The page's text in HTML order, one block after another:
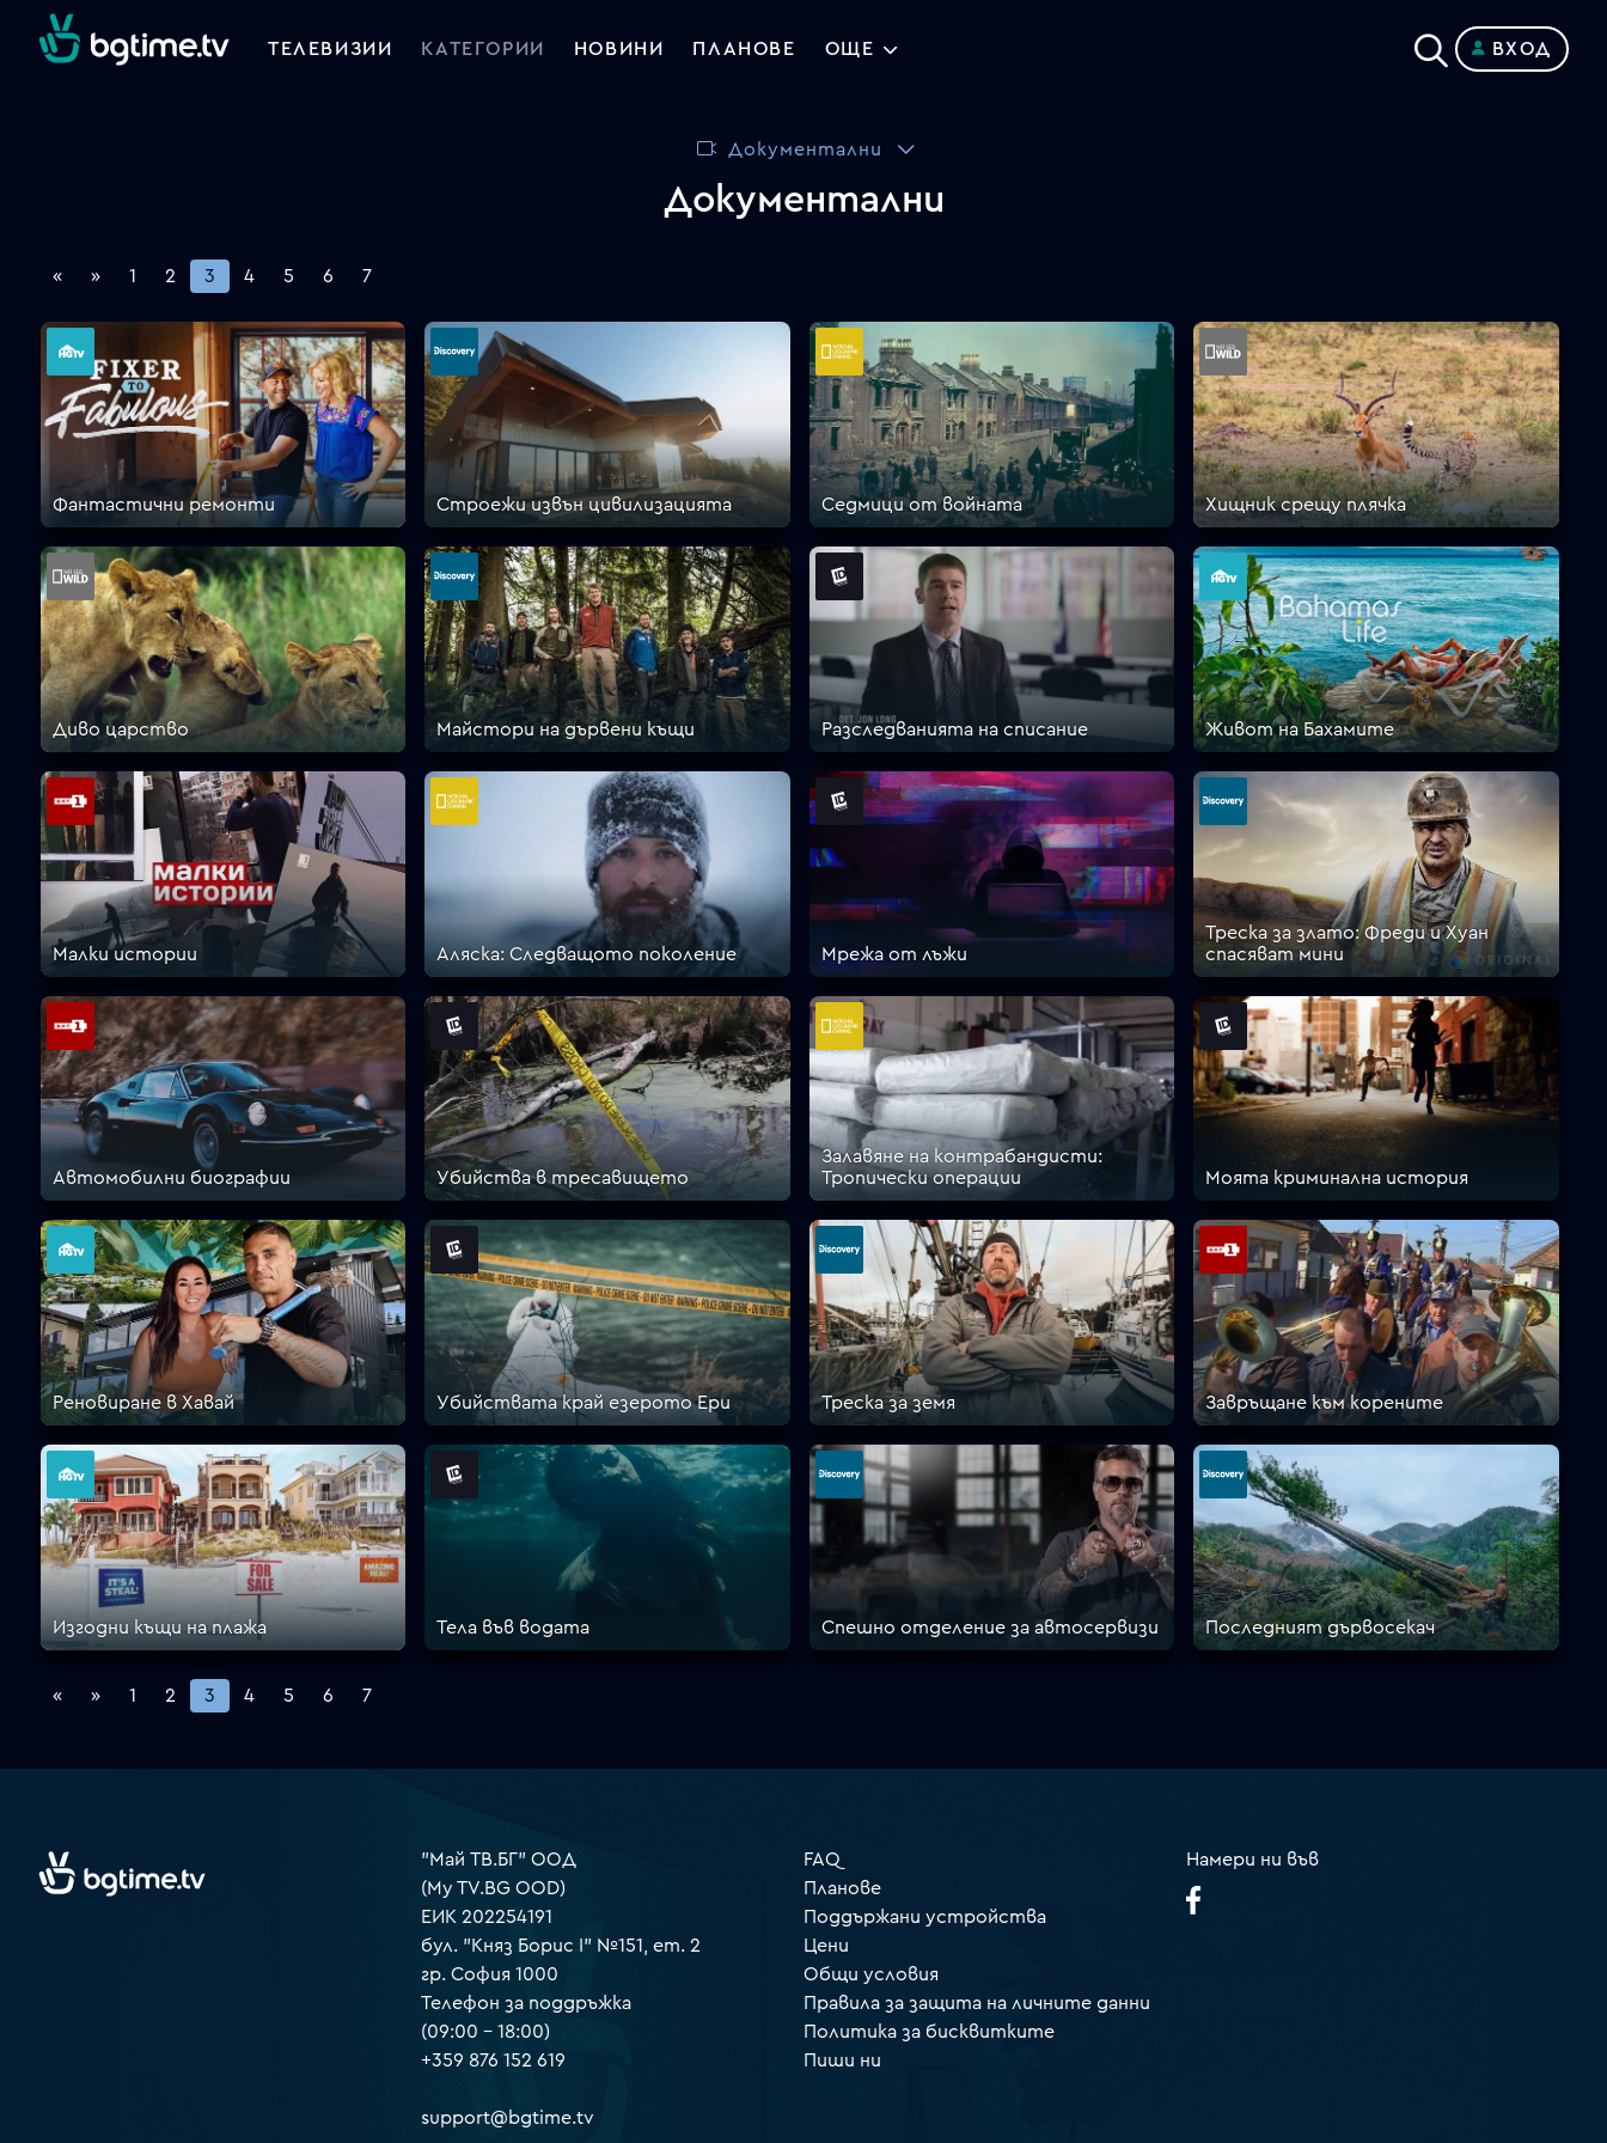
ТЕЛЕВИЗИИ КАТЕГОРИИ НОВИНИ ПЛАНОВЕ ОЩЕ ВХОД
Документални
Документални
« » 1 2 3 4 5 6 7
Фантастични ремонти Строежи извън цивилизацията Седмици от войната Хищник срещу плячка
Диво царство Майcтори на дървени къщи Разследванията на списание Живот на Бахамите
Малки истории Аляска: Следващото поколение Мрежа от лъжи
Треска за злато: Фреди и Хуан
спасяват мини
Автомобилни биографии Убийства в тресавището
Залавяне на контрабандисти:
Тропически операции
Моята криминална история
Реновиране в Хавай Убийствата край езерото Ери Треска за земя Завръщане към корените
Изгодни къщи на плажа Тела във водата Спешно отделение за автосервизи Последният дървосекач
« » 1 2 3 4 5 6 7
"Май ТВ.БГ" ООД
(My TV.BG OOD)
ЕИК 202254191
бул. "Княз Борис I" №151, ет. 2
гр. София 1000
Телефон за поддръжка
(09:00 – 18:00)
+359 876 152 619
support@bgtime.tv
FAQ
Планове
Поддържани устройства
Цени
Общи условия
Правила за защита на личните данни
Политика за бисквитките
Пиши ни
Намери ни във